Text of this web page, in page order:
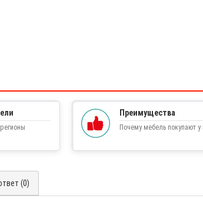
Преимущества
Почему мебель покупают у
(0)